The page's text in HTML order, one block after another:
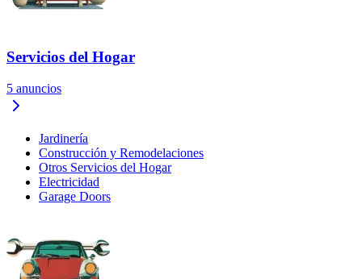
Servicios del Hogar
5 anuncios
Jardinería
Construcción y Remodelaciones
Otros Servicios del Hogar
Electricidad
Garage Doors